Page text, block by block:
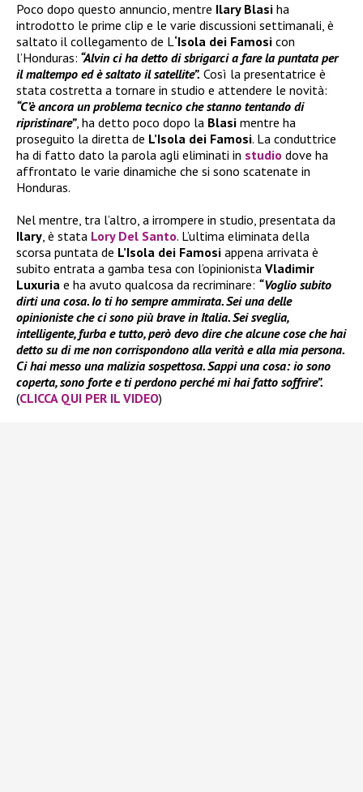
Poco dopo questo annuncio, mentre Ilary Blasi ha
introdotto le prime clip e le varie discussioni settimanali, è
saltato il collegamento de L‘Isola dei Famosi con
l’Honduras: “Alvin ci ha detto di sbrigarci a fare la puntata per
il maltempo ed è saltato il satellite”. Così la presentatrice è
stata costretta a tornare in studio e attendere le novità:
“C’è ancora un problema tecnico che stanno tentando di
ripristinare”, ha detto poco dopo la Blasi mentre ha
proseguito la diretta de L’Isola dei Famosi. La conduttrice
ha di fatto dato la parola agli eliminati in studio dove ha
affrontato le varie dinamiche che si sono scatenate in
Honduras.
Nel mentre, tra l’altro, a irrompere in studio, presentata da
Ilary, è stata Lory Del Santo. L’ultima eliminata della
scorsa puntata de L’Isola dei Famosi appena arrivata è
subito entrata a gamba tesa con l’opinionista Vladimir
Luxuria e ha avuto qualcosa da recriminare: “Voglio subito
dirti una cosa. Io ti ho sempre ammirata. Sei una delle
opinioniste che ci sono più brave in Italia. Sei sveglia,
intelligente, furba e tutto, però devo dire che alcune cose che hai
detto su di me non corrispondono alla verità e alla mia persona.
Ci hai messo una malizia sospettosa. Sappi una cosa: io sono
coperta, sono forte e ti perdono perché mi hai fatto soffrire”.
(CLICCA QUI PER IL VIDEO)